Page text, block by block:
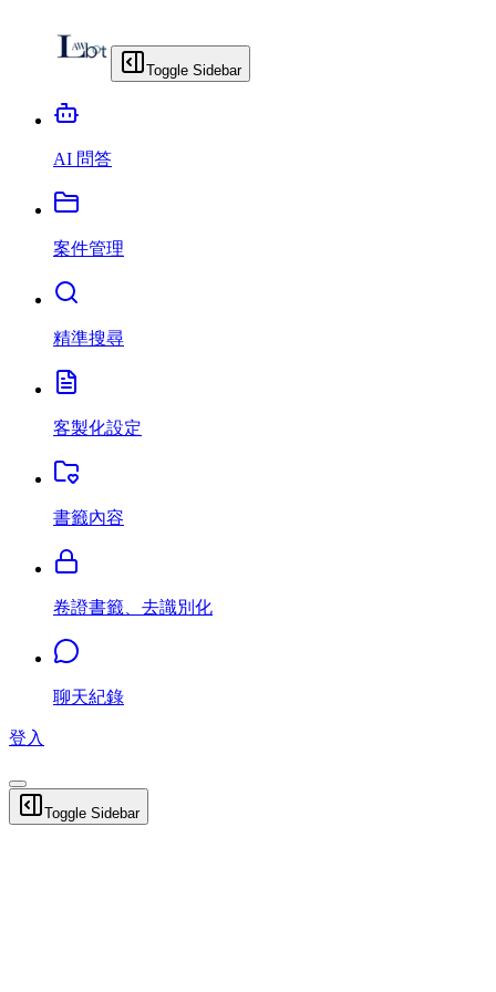
Toggle Sidebar
AI 問答
案件管理
精準搜尋
客製化設定
書籤內容
卷證書籤、去識別化
聊天紀錄
登入
Toggle Sidebar